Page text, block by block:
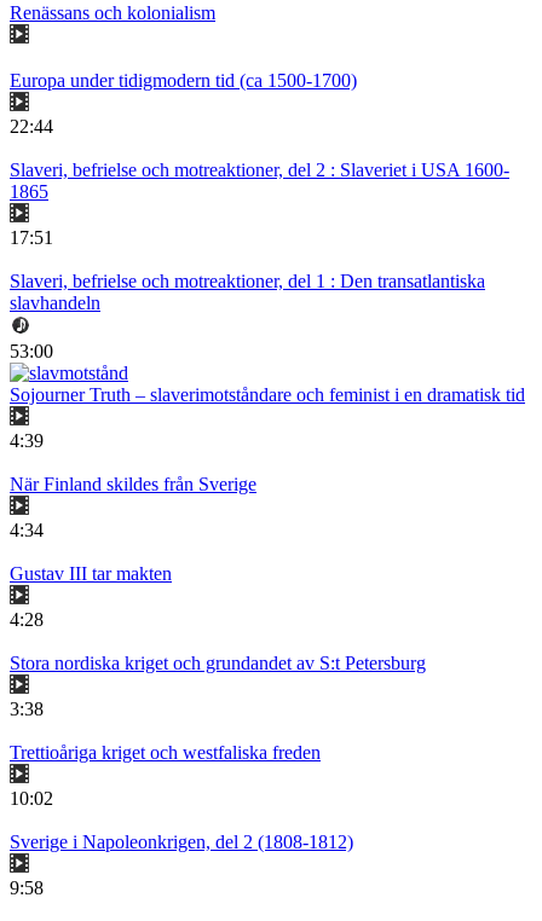
Renässans och kolonialism
Europa under tidigmodern tid (ca 1500-1700)
22:44
Slaveri, befrielse och motreaktioner, del 2 : Slaveriet i USA 1600-
1865
17:51
Slaveri, befrielse och motreaktioner, del 1 : Den transatlantiska
slavhandeln
53:00
Sojourner Truth – slaverimotståndare och feminist i en dramatisk tid
4:39
När Finland skildes från Sverige
4:34
Gustav III tar makten
4:28
Stora nordiska kriget och grundandet av S:t Petersburg
3:38
Trettioåriga kriget och westfaliska freden
10:02
Sverige i Napoleonkrigen, del 2 (1808-1812)
9:58